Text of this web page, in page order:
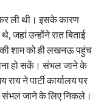
ली थी। इसके कारण
जहां उन्होंने रात बिताई
शाम को ही लखनऊ पहुंच
हो सकें। संभल जाने के
ने पार्टी कार्यालय पर
संभल जाने के लिए निकले।